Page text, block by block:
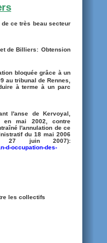
ce très beau secteur
de Billiers: Obtension
bloquée grâce à un
au tribunal de Rennes,
à terme à un parc
l'anse de Kervoyal,
en mai 2002, contre
l'annulation de ce
du 18 mai 2006
juin 2007):
d-occupation-des-
les collectifs